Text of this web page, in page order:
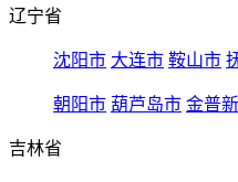
辽宁省
沈阳市 大连市 鞍山市
朝阳市 葫芦岛市 金普
吉林省